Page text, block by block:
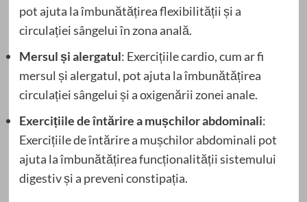
pot ajuta la îmbunătățirea flexibilității și a
circulației sângelui în zona anală.
Mersul și alergatul: Exercițiile cardio, cum ar fi
mersul și alergatul, pot ajuta la îmbunătățirea
circulației sângelui și a oxigenării zonei anale.
Exercițiile de întărire a mușchilor abdominali:
Exercițiile de întărire a mușchilor abdominali pot
ajuta la îmbunătățirea funcționalității sistemului
digestiv și a preveni constipația.